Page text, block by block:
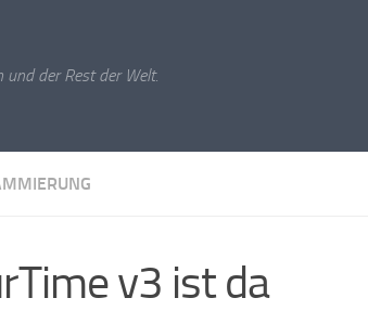
und der Rest der Welt.
v3 ist da